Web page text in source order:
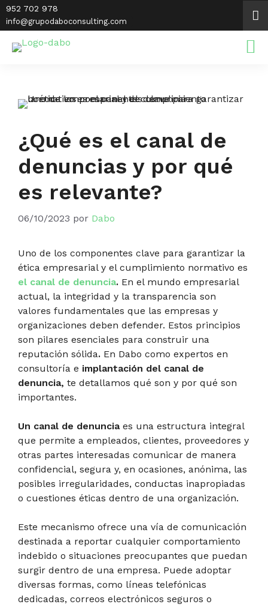
Saltar
al
952 702 978
info@grupodaboconsulting.com
¿Qué es el canal de
denuncias y por qué
es relevante?
06/10/2023 por Dabo
Uno de los componentes clave para garantizar la
ética empresarial y el cumplimiento normativo es
el canal de denuncia. En el mundo empresarial
actual, la integridad y la transparencia son
valores fundamentales que las empresas y
organizaciones deben defender. Estos principios
son pilares esenciales para construir una
reputación sólida. En Dabo como expertos en
consultoría e implantación del canal de
denuncia, te detallamos qué son y por qué son
importantes.
Un canal de denunciaes una estructura integral
que permite a empleados, clientes, proveedores y
otras partes interesadas comunicar de manera
confidencial, segura y, en ocasiones, anónima, las
posibles irregularidades, conductas inapropiadas
o cuestiones éticas dentro de una organización.
Este mecanismo ofrece una vía de comunicación
destinada a reportar cualquier comportamiento
indebido o situaciones preocupantes que puedan
surgir dentro de una empresa. Puede adoptar
diversas formas, como líneas telefónicas
dedicadas, correos electrónicos seguros o